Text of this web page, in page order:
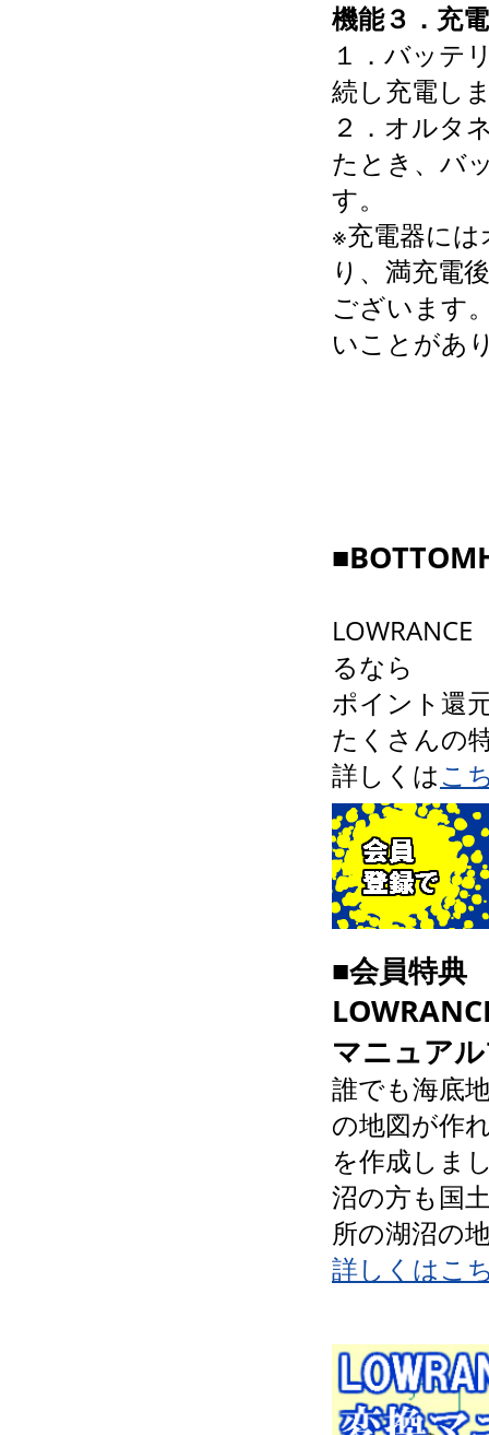
機能３．充
１．バッテ
続し充電し
２．オルタ
たとき、バ
す。
※充電器に
り、満充電
ございます
いことがあ
るなら
ポイント還
たくさんの
詳しくはこ
■会員特典
マニュア
誰でも海底
の地図が作
を作成しま
沼の方も国
所の湖沼の
詳しくはこ